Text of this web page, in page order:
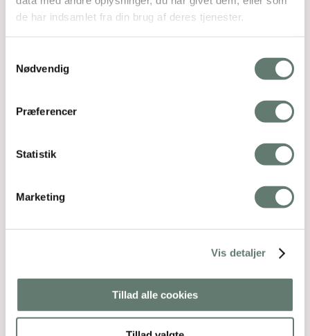
de har indsamlet fra din brug af deres tjenester.
Nødvendig
Præferencer
Statistik
Marketing
Vis detaljer
Tillad alle cookies